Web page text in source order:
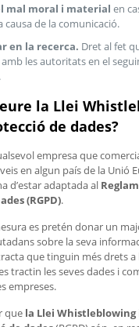
mal moral i material en
causa de la comunicació.
en la recerca. Dret al fet
amb les autoritats en el
la Llei
de dades?
empresa que
en algun país de la Unió
d’estar adaptada al
(RGPD).
es pretén donar un
sobre la seva
que tinguin més drets a
tractin les seves dades i
empreses.
que la Llei